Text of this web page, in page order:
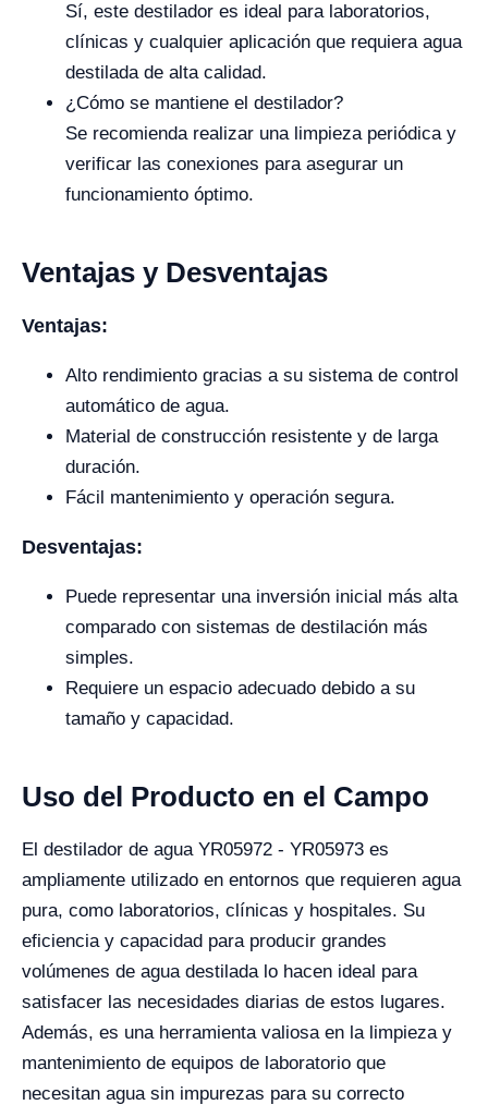
Sí, este destilador es ideal para laboratorios,
clínicas y cualquier aplicación que requiera agua
destilada de alta calidad.
¿Cómo se mantiene el destilador?
Se recomienda realizar una limpieza periódica y
verificar las conexiones para asegurar un
funcionamiento óptimo.
Ventajas y Desventajas
Ventajas:
Alto rendimiento gracias a su sistema de control
automático de agua.
Material de construcción resistente y de larga
duración.
Fácil mantenimiento y operación segura.
Desventajas:
Puede representar una inversión inicial más alta
comparado con sistemas de destilación más
simples.
Requiere un espacio adecuado debido a su
tamaño y capacidad.
Uso del Producto en el Campo
El destilador de agua YR05972 - YR05973 es
ampliamente utilizado en entornos que requieren agua
pura, como laboratorios, clínicas y hospitales. Su
eficiencia y capacidad para producir grandes
volúmenes de agua destilada lo hacen ideal para
satisfacer las necesidades diarias de estos lugares.
Además, es una herramienta valiosa en la limpieza y
mantenimiento de equipos de laboratorio que
necesitan agua sin impurezas para su correcto